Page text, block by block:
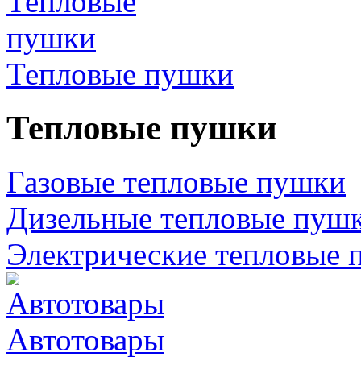
Тепловые пушки
Тепловые пушки
Газовые тепловые пушки
Дизельные тепловые
Электрические тепловые
Автотовары